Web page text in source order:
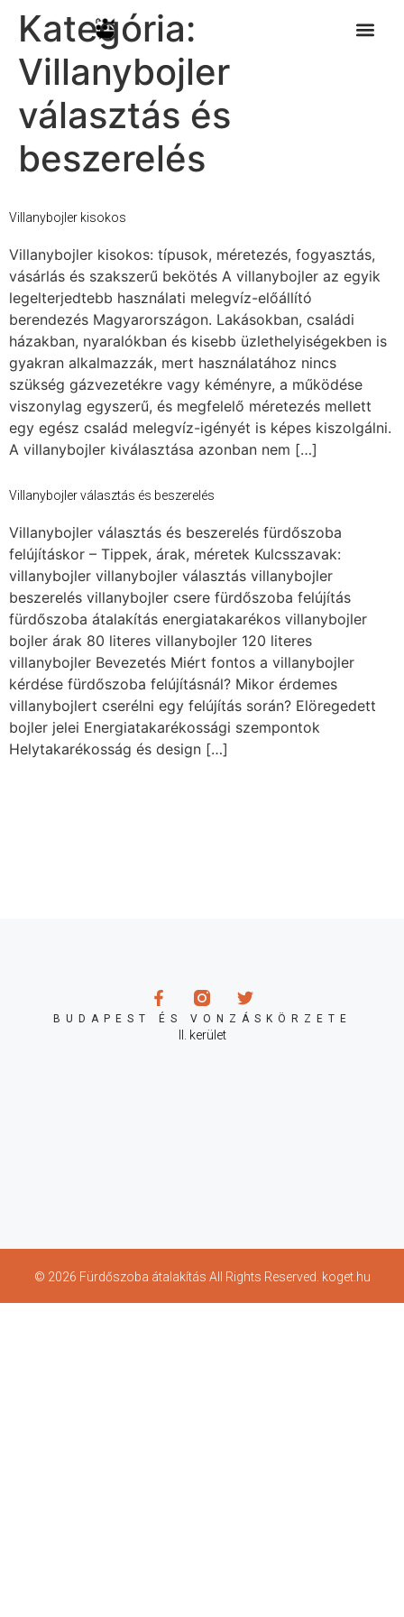
Kategória:
Villanybojler
választás és
beszerelés
Villanybojler kisokos
Villanybojler kisokos: típusok, méretezés, fogyasztás,
vásárlás és szakszerű bekötés A villanybojler az egyik
legelterjedtebb használati melegvíz-előállító
berendezés Magyarországon. Lakásokban, családi
házakban, nyaralókban és kisebb üzlethelyiségekben is
gyakran alkalmazzák, mert használatához nincs
szükség gázvezetékre vagy kéményre, a működése
viszonylag egyszerű, és megfelelő méretezés mellett
egy egész család melegvíz-igényét is képes kiszolgálni.
A villanybojler kiválasztása azonban nem […]
Villanybojler választás és beszerelés
Villanybojler választás és beszerelés fürdőszoba
felújításkor – Tippek, árak, méretek Kulcsszavak:
villanybojler villanybojler választás villanybojler
beszerelés villanybojler csere fürdőszoba felújítás
fürdőszoba átalakítás energiatakarékos villanybojler
bojler árak 80 literes villanybojler 120 literes
villanybojler Bevezetés Miért fontos a villanybojler
kérdése fürdőszoba felújításnál? Mikor érdemes
villanybojlert cserélni egy felújítás során? Elöregedett
bojler jelei Energiatakarékossági szempontok
Helytakarékosság és design […]
BUDAPEST ÉS VONZÁSKÖRZETE
II. kerület
© 2026 Fürdőszoba átalakítás All Rights Reserved. koget.hu